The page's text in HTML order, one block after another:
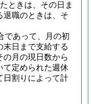
ときは、その日ま
退職のときは、そ
であって、月の初
末日まで支給する
の月の現日数から
て定められた週休
日割りによって計